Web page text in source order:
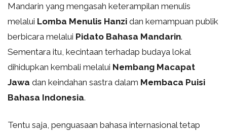
Mandarin yang mengasah keterampilan menulis
melalui Lomba Menulis Hanzi dan kemampuan publik
berbicara melalui Pidato Bahasa Mandarin.
Sementara itu, kecintaan terhadap budaya lokal
dihidupkan kembali melalui Nembang Macapat
Jawa dan keindahan sastra dalam Membaca Puisi
Bahasa Indonesia.
Tentu saja, penguasaan bahasa internasional tetap